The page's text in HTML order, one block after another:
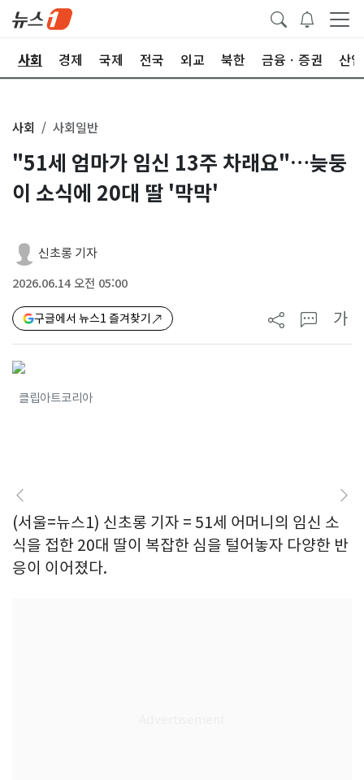
사회 경제 국제 전국 외교 북한 금융ㆍ증권 산업
사회 사회일반
"51세 엄마가 임신 13주 차래요"…늦둥
이 소식에 20대 딸 '막막'
신초롱 기자
2026.06.14 오전 05:00
구글에서 뉴스1 즐겨찾기 가
클립아트코리아
(서울=뉴스1) 신초롱 기자 = 51세 어머니의 임신 소
식을 접한 20대 딸이 복잡한 심을 털어놓자 다양한 반
응이 이어졌다.